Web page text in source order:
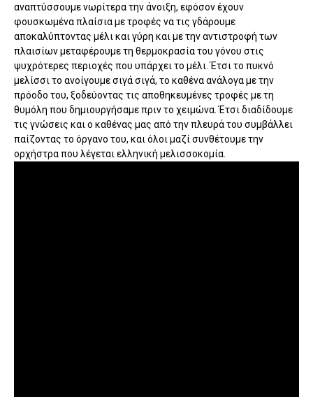
αναπτύσσουμε νωρίτερα την άνοιξη, εφόσον έχουν
φουσκωμένα πλαίσια με τροφές να τις γδάρουμε
αποκαλύπτοντας μέλι και γύρη και με την αντιστροφή των
πλαισίων μεταφέρουμε τη θερμοκρασία του γόνου στις
ψυχρότερες περιοχές που υπάρχει το μέλι. Έτσι το πυκνό
μελίσσι το ανοίγουμε σιγά σιγά, το καθένα ανάλογα με την
πρόοδο του, ξοδεύοντας τις αποθηκευμένες τροφές με τη
θυμόλη που δημιουργήσαμε πριν το χειμώνα. Έτσι διαδίδουμε
τις γνώσεις και ο καθένας μας από την πλευρά του συμβάλλει
παίζοντας το όργανο του, και όλοι μαζί συνθέτουμε την
ορχήστρα που λέγεται ελληνική μελισσοκομία.